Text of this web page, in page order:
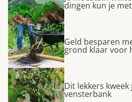
dingen kun je
Geld besparen
grond klaar voor
Dit lekkers kweek
vensterbank